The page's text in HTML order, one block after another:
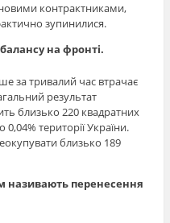
контрактниками,
зупинилися.
на фронті.
за тривалий час втрачає
результат
близько 220 квадратних
території України.
близько 189
називають перенесення